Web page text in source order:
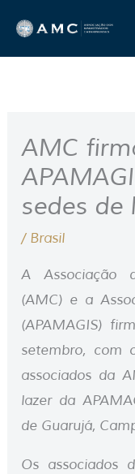
para
o
AMC
sedes de
/ Brasil
A Associação
(AMC) e a
(APAMAGIS)
setembro, com
associados da
lazer da
de Guarujá,
Os associados